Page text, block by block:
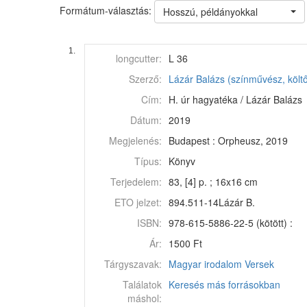
Formátum-választás: Hosszú, példányokkal
1.
longcutter: L 36
Szerző: Lázár Balázs (színművész,
Cím: H. úr hagyatéka / Lázár Balázs
Dátum: 2019
Megjelenés: Budapest : Orpheusz, 2019
Típus: Könyv
Terjedelem: 83, [4] p. ; 16x16 cm
ETO jelzet: 894.511-14Lázár B.
ISBN: 978-615-5886-22-5 (kötött) :
Ár: 1500 Ft
Tárgyszavak: Magyar irodalom Versek
Találatok
máshol:
Keresés más forrásokban